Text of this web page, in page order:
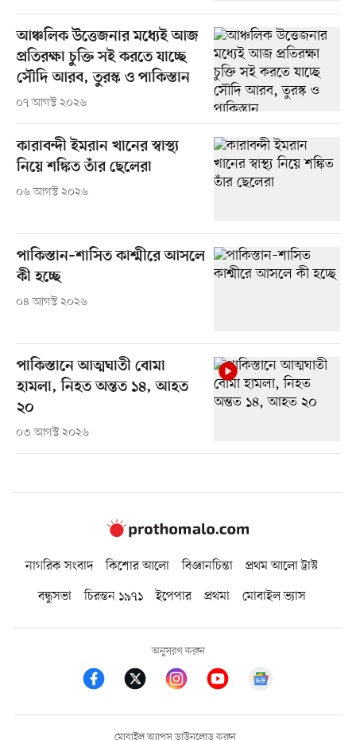
আঞ্চলিক উত্তেজনার মধ্যেই আজ
প্রতিরক্ষা চুক্তি সই করতে যাচ্ছে
সৌদি আরব, তুরস্ক ও পাকিস্তান
০৭ আগস্ট ২০২৬
কারাবন্দী ইমরান খানের স্বাস্থ্য
নিয়ে শঙ্কিত তাঁর ছেলেরা
০৬ আগস্ট ২০২৬
পাকিস্তান–শাসিত কাশ্মীরে আসলে
কী হচ্ছে
০৪ আগস্ট ২০২৬
পাকিস্তানে আত্মঘাতী বোমা
হামলা, নিহত অন্তত ১৪, আহত
২০
০৩ আগস্ট ২০২৬
নাগরিক সংবাদ কিশোর আলো বিজ্ঞানচিন্তা
প্রথম আলো ট্রাস্ট
বন্ধুসভা
চিরন্তন ১৯৭১ ইপেপার প্রথমা মোবাইল ভ্যাস
অনুসরণ করুন
মোবাইল অ্যাপস ডাউনলোড করুন